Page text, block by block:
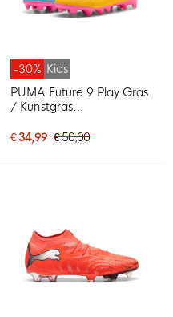
-30% Kids
PUMA Future 9 Play Gras
/ Kunstgras
Kids Felroze Blauw Geel
€ 34,99 € 50,00